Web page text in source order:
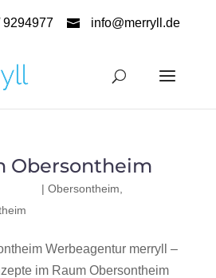
9294977 info@merryll.de
Obersontheim
| Obersontheim
Werbeagentur merryll –
im Raum Obersontheim